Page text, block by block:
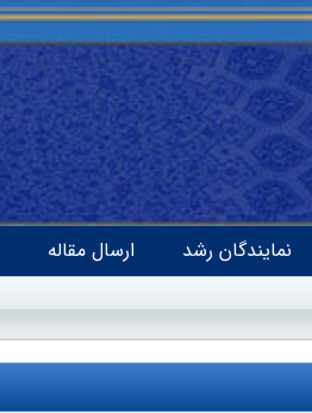
نمایندگان رشد ارسال مقاله